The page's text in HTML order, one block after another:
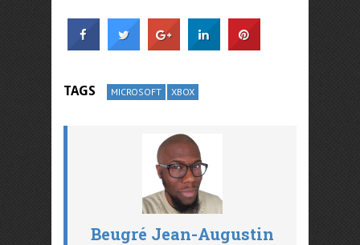
TAGS MICROSOFT XBOX
Beugré Jean-Augustin